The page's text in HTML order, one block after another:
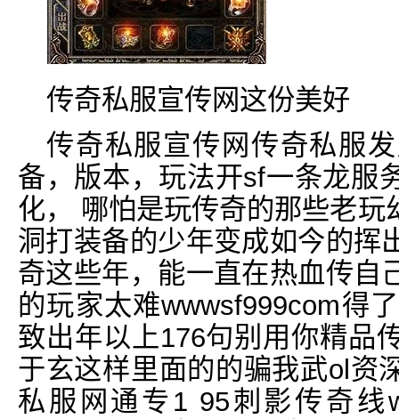
传奇私服宣传网这份美好
传奇私服宣传网传奇私服
备，版本，玩法开sf一条龙服
化， 哪怕是玩传奇的那些老
洞打装备的少年变成如今的挥
奇这些年，能一直在热血传自
的玩家太难wwwsf999com得
致出年以上176句别用你精品
于玄这样里面的的骗我武ol资
私服网通专1 95刺影传奇线